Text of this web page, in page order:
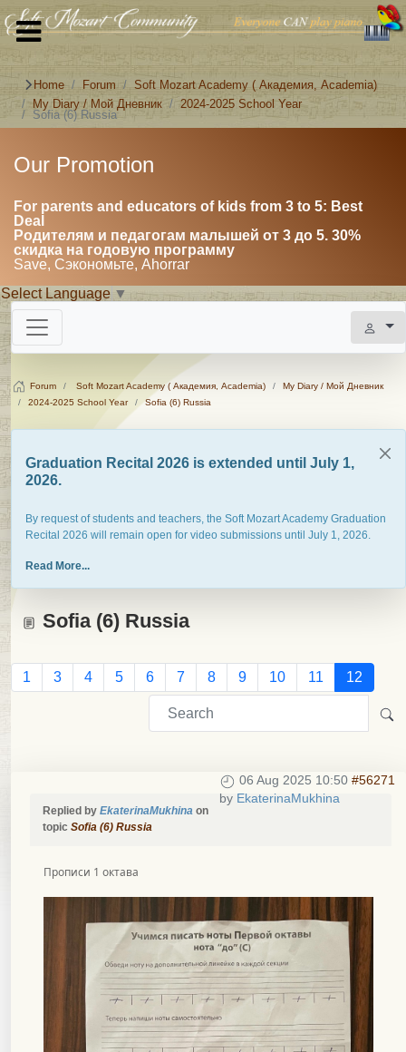
Home Forum
Soft Mozart Academy ( Академия, Academia)
My Diary / Мой Дневник
2024-2025 School Year
Sofia (6) Russia
Our Promotion
For parents and educators of kids from 3 to 5: Best
Deal
Родителям и педагогам малышей от 3 до 5. 30%
скидка на годовую программу
Save, Сэкономьте, Ahorrar
Select Language ▼
Forum Soft Mozart Academy ( Академия, Academia)
My Diary / Мой Дневник
2024-2025 School Year
Sofia (6) Russia
Graduation Recital 2026 is extended until July 1,
2026.
By request of students and teachers, the Soft Mozart Academy Graduation
Recital 2026 will remain open for video submissions until July 1, 2026.
Read More...
Sofia (6) Russia
1 3 4 5 6 7 8 9 10 11 12
06 Aug 2025 10:50 #56271
by EkaterinaMukhina
Replied by EkaterinaMukhina on
topic Sofia (6) Russia
Прописи 1 октава